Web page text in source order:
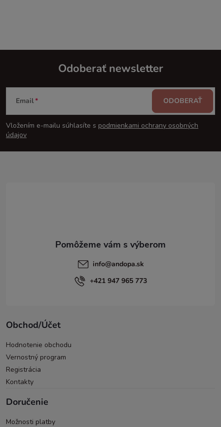
Z
á
p
Odoberať newsletter
Email
Vložením e-mailu súhlasíte s podmienkami ochrany osobných
údajov
ODOBERAŤ
info@andopa.sk
+421 947 965 773
Obchod/Účet
Hodnotenie obchodu
Vernostný program
Registrácia
Kontakty
Doručenie
Možnosti platby